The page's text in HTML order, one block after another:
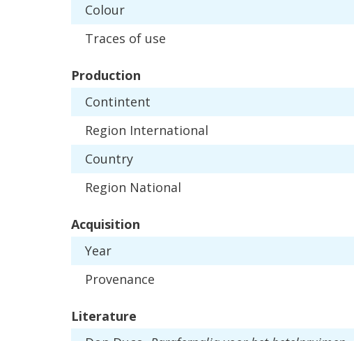
Colour
Traces of use
Production
Contintent
Region International
Country
Region National
Acquisition
Year
Provenance
Literature